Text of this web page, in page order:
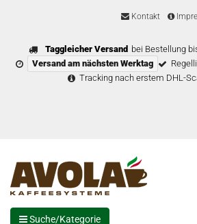
Kontakt
Taggleicher Versand bei Bestellung
Versand am nächsten Werktag
Tracking nach erstem DHL-
Suche/Kategorie